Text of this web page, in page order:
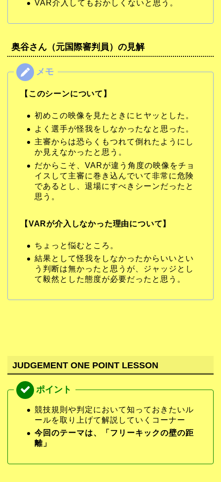
VAR介入してもおかしくないと思う。
奥谷さん （元国際審判員）の見解
【このシーンについて】
初めこの映像を見たときにヒヤッとした。
よく選手が怪我をしなかったなと思った。
主審からは恐らくもつれて倒れたようにし
か見えなかったと思う。
だからこそ、VARが違う角度の映像をチョ
イスして主審に巻き込んでいて非常に危険
であるとし、退場にすべきシーンだったと
思う。
【VARが介入しなかった理由について】
ちょっと悩むところ。
結果として怪我をしなかったからいいとい
う判断は無かったと思うが、ジャッジとし
て毅然とした態度が必要だったと思う。
JUDGEMENT ONE POINT LESSON
競技規則や判定において知っておきたいル
ールを取り上げて解説していくコーナー
今回のテーマは、「フリーキックの壁の距
離」